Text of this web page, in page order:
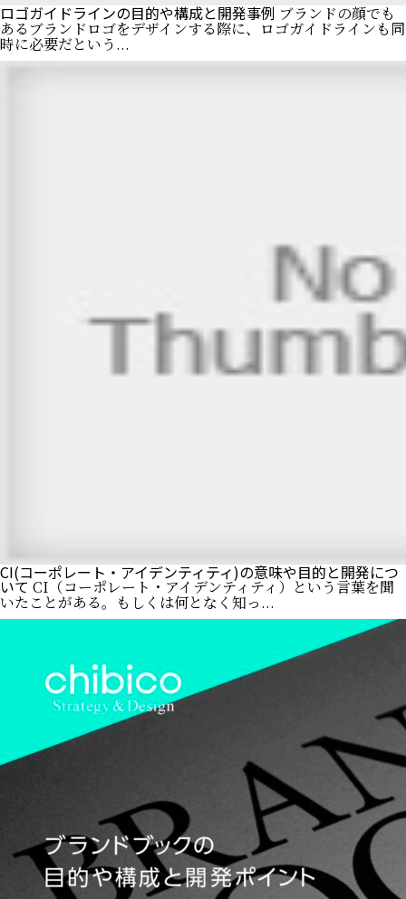
ロゴガイドラインの目的や構成と開発事例 ブランドの顔でも
あるブランドロゴをデザインする際に、ロゴガイドラインも同
時に必要だという...
CI(コーポレート・アイデンティティ)の意味や目的と開発につ
いて CI（コーポレート・アイデンティティ）という言葉を聞
いたことがある。もしくは何となく知っ...